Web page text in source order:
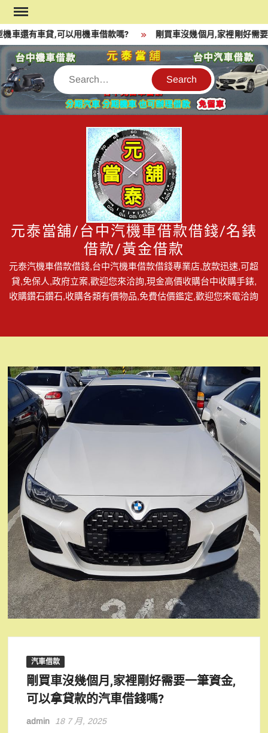
Skip
to
content
車還有車貸,可以用機車借款嗎? 剛買車沒幾個月,家裡剛好需要
Search
元泰當舖/台中汽機車借款借錢/名錶
借款/黃金借款
元泰汽機車借款借錢,台中汽機車借款借錢專業店,放款迅速,可超
貸,免保人,政府立案,歡迎您來洽詢,現金高價收購台中收購手錶,
收購鑽石鑽石,收購各類有價物品,免費估價鑑定,歡迎您來電洽詢
汽車借款
剛買車沒幾個月,家裡剛好需要一筆資金,
可以拿貸款的汽車借錢嗎?
admin 18 7 月, 2025